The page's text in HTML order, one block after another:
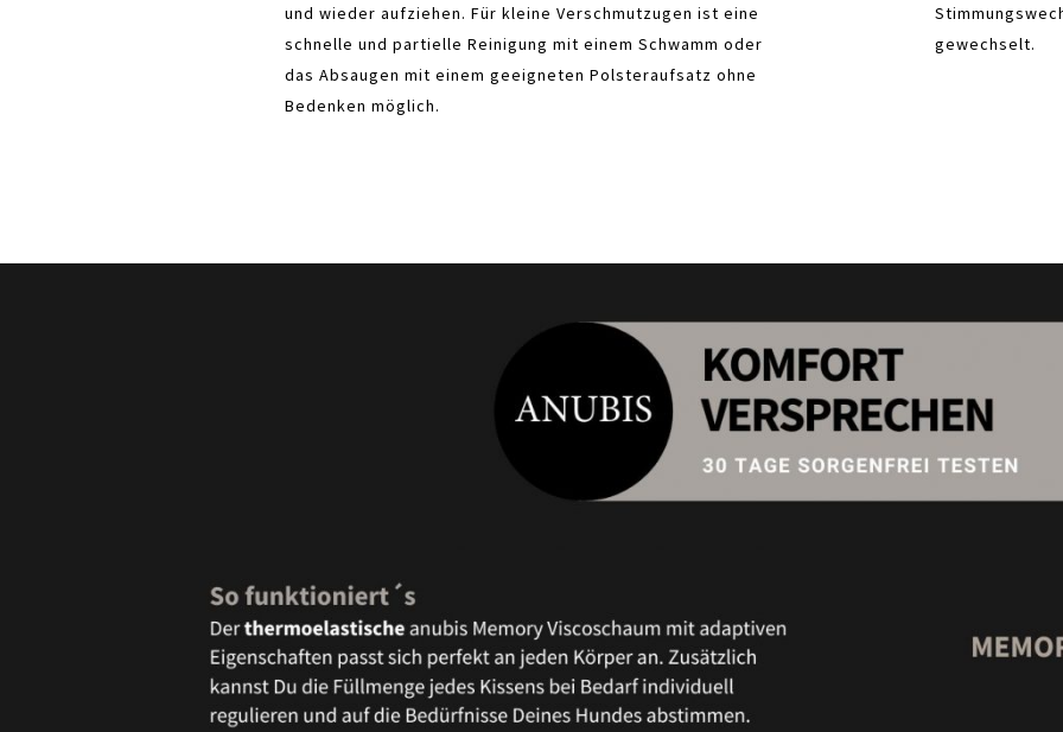
und wieder aufziehen. Für kleine Verschmutzugen ist eine
schnelle und partielle Reinigung mit einem Schwamm oder
das Absaugen mit einem geeigneten Polsteraufsatz ohne
Bedenken möglich.
gewechselt.